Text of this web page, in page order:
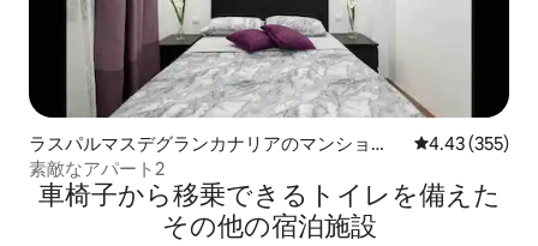
ラスパルマスデグランカナリアのマンショ
ン・アパート
レビュー355
4.43 (355)
素敵なアパート2
車椅子から移乗できるトイレを備えた
その他の宿泊施設